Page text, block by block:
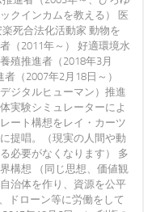
クインカムを教える） 医
死合法化活動家 動物を
（2011年～） 好適環境水
殖推進者（2018年3月
（2007年2月18日～）
ジタルヒューマン）推進
実験シミュレーターによ
ート構想をレイ・カーツ
提唱。（現実の人間や動
必要がなくなります） 多
構想 （同じ思想、価値観
治体を作り、資源を公平
ドローン等に労働をして